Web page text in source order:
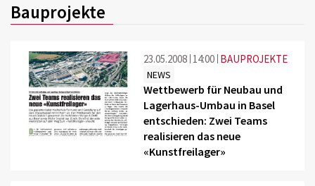
Bauprojekte
23.05.2008 14:00 BAUPROJEKTE
NEWS
Wettbewerb für Neubau und
Lagerhaus-Umbau in Basel
entschieden: Zwei Teams
realisieren das neue
«Kunstfreilager»